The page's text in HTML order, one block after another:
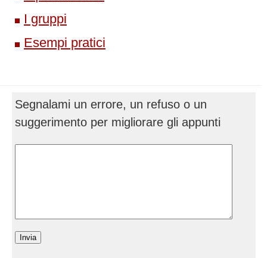
I gruppi
Esempi pratici
Segnalami un errore, un refuso o un
suggerimento per migliorare gli appunti